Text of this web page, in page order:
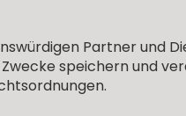
Partner und
speichern und